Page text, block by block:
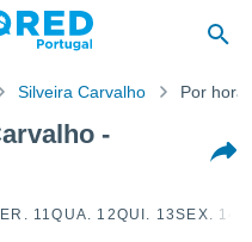
Silveira Carvalho Por
-
11QUA. 12QUI. 13SEX. 14